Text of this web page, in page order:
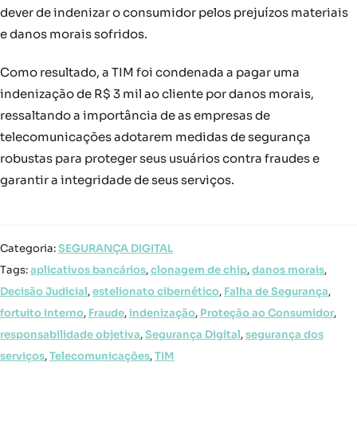
dever de indenizar o consumidor pelos prejuízos materiais
e danos morais sofridos.
Como resultado, a TIM foi condenada a pagar uma
indenização de R$ 3 mil ao cliente por danos morais,
ressaltando a importância de as empresas de
telecomunicações adotarem medidas de segurança
robustas para proteger seus usuários contra fraudes e
garantir a integridade de seus serviços.
Categoria:SEGURANÇA DIGITAL
Tags:aplicativos bancários,clonagem de chip,danos morais,
Decisão Judicial,estelionato cibernético, Falha de Segurança,
fortuito interno, Fraude,indenização, Proteção ao Consumidor,
responsabilidade objetiva,Segurança Digital,segurança dos
serviços,Telecomunicações,TIM